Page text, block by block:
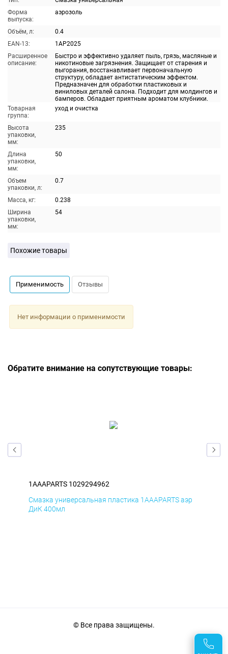
Форма
выпуска:
аэрозоль
Объём, л:
0.4
EAN-13:
1AP2025
Расширенное
описание:
Быстро и эффективно удаляет пыль, грязь, масляные и
никотиновые загрязнения. Защищает от старения и
выгорания, восстанавливает первоначальную
структуру, обладает антистатическим эффектом.
Предназначен для обработки пластиковых и
виниловых деталей салона. Подходит для молдингов и
бамперов. Обладает приятным ароматом клубники.
Товарная
группа:
уход и очистка
Высота
упаковки,
мм:
235
Длина
упаковки,
мм:
50
Объем
упаковки, л:
0.7
Масса, кг:
0.238
Ширина
упаковки,
мм:
54
Похожие товары
Применимость Отзывы
Нет информации о применимости
Обратите внимание на сопутствующие товары:
1AAAPARTS 1029294962
Смазка универсальная пластика 1AAAPARTS аэр
ДиК 400мл
© Все права защищены.